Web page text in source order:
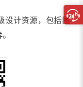
设计资源，包括图